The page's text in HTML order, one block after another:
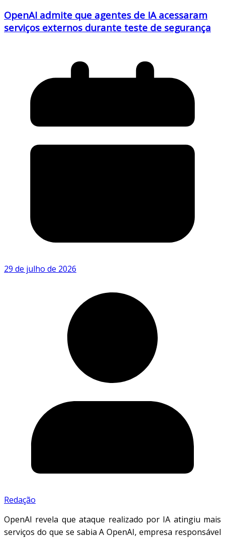
OpenAI admite que agentes de IA acessaram
serviços externos durante teste de segurança
29 de julho de 2026
Redação
OpenAI revela que ataque realizado por IA atingiu mais
serviços do que se sabia A OpenAI, empresa responsável